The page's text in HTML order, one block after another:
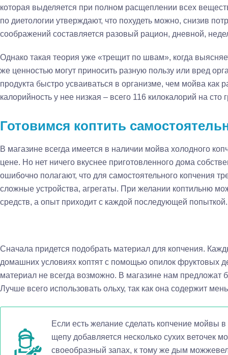
которая выделяется при полном расщеплении всех
по диетологии утверждают, что похудеть можно, снизив
соображений составляется разовый рацион, дневной,
Однако такая теория уже «трещит по швам», когда
же ценностью могут приносить разную пользу или вред
продукта быстро усваиваться в организме, чем мойва как
калорийность у нее низкая – всего 116 килокалорий на сто
Готовимся коптить
В магазине всегда имеется в наличии мойва холодного
цене. Но нет ничего вкуснее приготовленного дома
ошибочно полагают, что для самостоятельного копчения
сложные устройства, агрегаты. При желании коптильню
средств, а опыт приходит с каждой последующей попыткой.
Сначала придется подобрать материал для копчения.
домашних условиях коптят с помощью опилок фруктовых
материал не всегда возможно. В магазине нам предложат
Лучше всего использовать ольху, так как она содержит
Если есть желание сделать копчение мойвы
щепу добавляется несколько сухих веточек
своеобразный запах, к тому же дым